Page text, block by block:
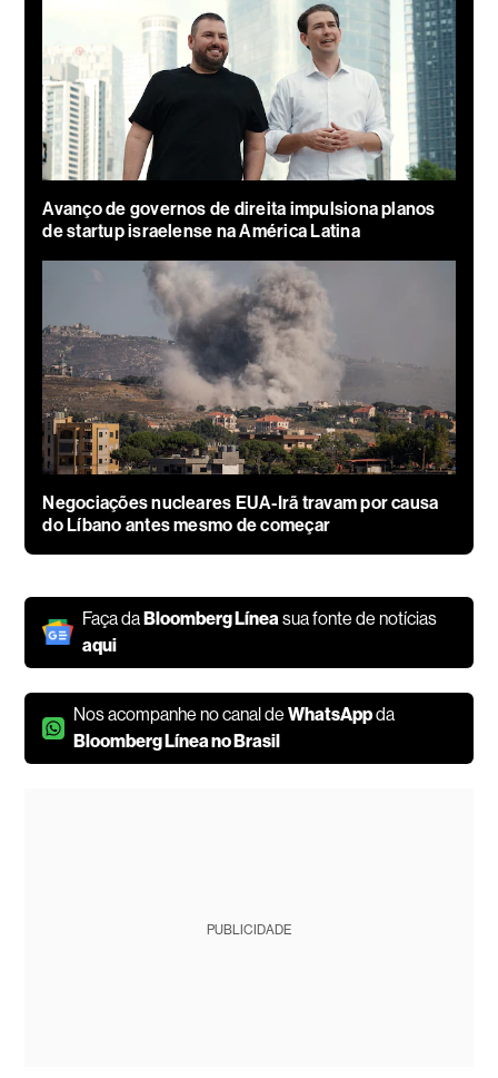
Avanço de governos de direita impulsiona planos
de startup israelense na América Latina
Negociações nucleares EUA-Irã travam por causa
do Líbano antes mesmo de começar
Faça daBloomberg Línea sua fonte de notícias
aqui
Nos acompanhe no canal deWhatsAppda
Bloomberg Línea no Brasil
PUBLICIDADE